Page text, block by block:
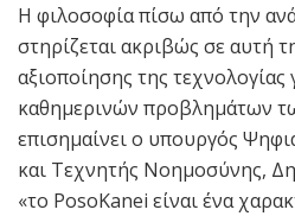
Η φιλοσοφία πίσω από την
στηρίζεται ακριβώς σε αυτή
αξιοποίησης της τεχνολογίας
καθημερινών προβλημάτων
επισημαίνει ο υπουργός
και Τεχνητής Νοημοσύνης,
«το PosoKanei είναι ένα